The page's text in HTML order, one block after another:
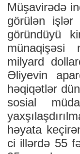
Müşavirədə
görülən işlər
göründüyü
münaqişəsi
milyard
Əliyevin
həqiqətlər
sosial
həyata
ci illərdə 55